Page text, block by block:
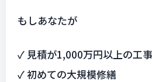
もしあなたが
✓ 見積が1,000万円以上の工
✓ 初めての大規模修繕